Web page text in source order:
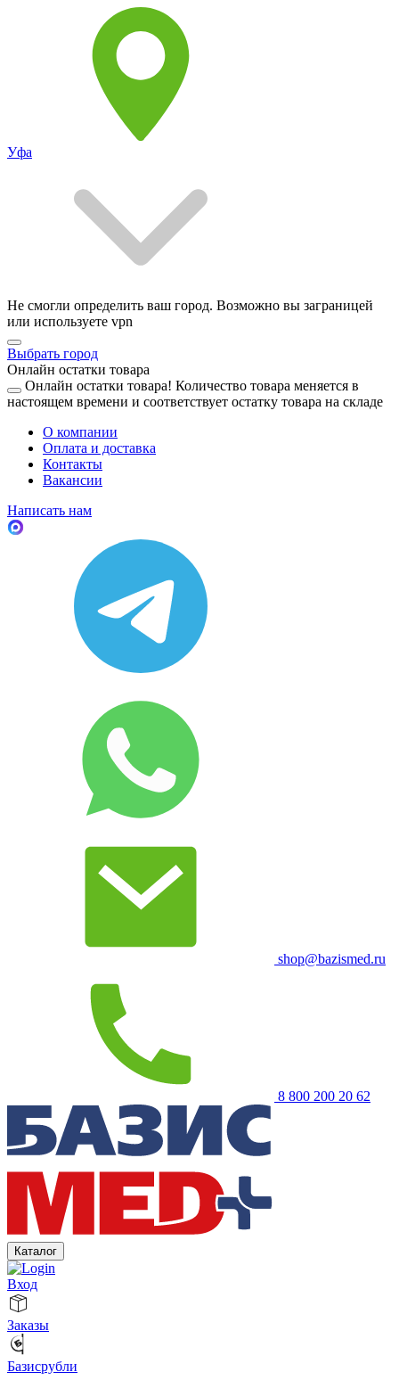
Уфа
Не смогли определить ваш город. Возможно вы заграницей
или используете vpn
Выбрать город
Онлайн остатки товара
Онлайн остатки товара! Количество товара меняется в
настоящем времени и соответствует остатку товара на складе
О компании
Оплата и доставка
Контакты
Вакансии
Написать нам
shop@bazismed.ru
8 800 200 20 62
Каталог
Вход
Заказы
Базисрубли